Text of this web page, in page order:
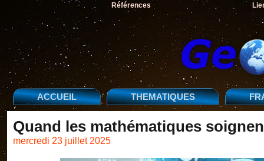
Références
ACCUEIL THEMATIQUES
Quand les mathématiques
mercredi 23 juillet 2025